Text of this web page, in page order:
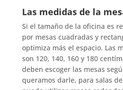
Las medidas de la
Si el tamaño de la oficina es
por mesas cuadradas y
optimiza más el espacio. Las
son 120, 140, 160 y 180
deben escoger las mesas
queramos darle, para salas